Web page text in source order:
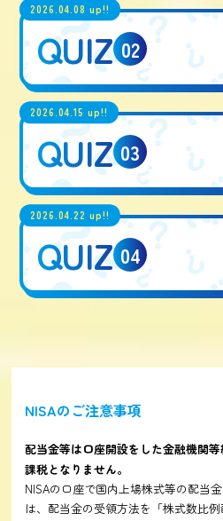
2026.04.08 up!!
QUIZ 02
2026.04.15 up!!
QUIZ 03
2026.04.22 up!!
QUIZ 04
NISAのご注意事項
配当金等は口座開設をした金融機関
課税となりません。
NISAの口座で国内上場株式等の配当
は、配当金の受領方法を「株式数比